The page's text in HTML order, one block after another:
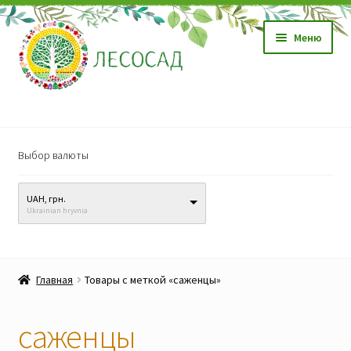
Перейти
к
навигации
Перейти
к
содержимому
Меню
Саженцы
Семена
Биопрепараты
Выбор валюты
UAH, грн.
Ukrainian hryvnia
Главная Товары с меткой «саженцы»
саженцы